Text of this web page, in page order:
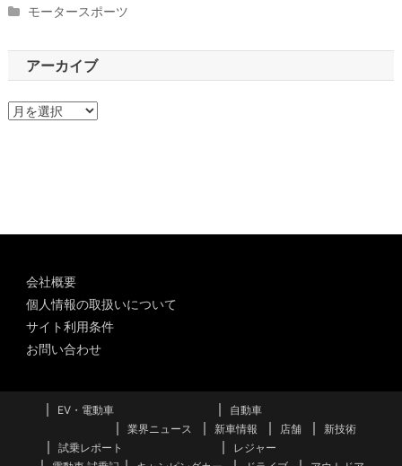
モータースポーツ
アーカイブ
ア
会社概要
個人情報の取扱いについて
サイト利用条件
お問い合わせ
EV・電動車
自動車
業界ニュース
新車情報 店舗
新技術
試乗レポート
レジャー